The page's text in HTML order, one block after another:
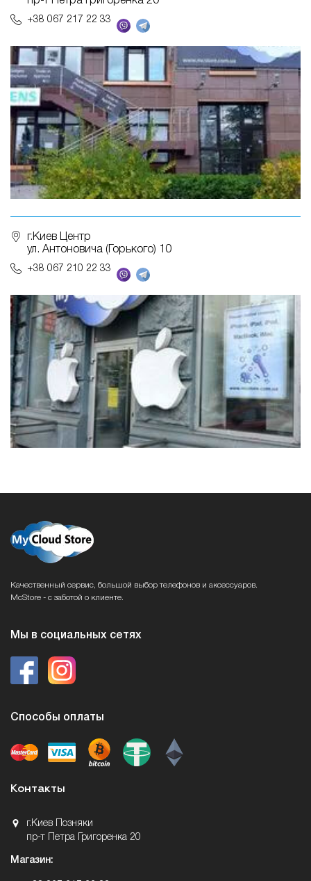
+38 067 217 22 33
г.Киев Центр
ул. Антоновича (Горького) 10
+38 067 210 22 33
Качественный сервис, большой выбор телефонов и аксессуаров.
McStore - с заботой о клиенте.
Мы в социальных сетях
Способы оплаты
Контакты
г.Киев Позняки
пр-т Петра Григоренка 20
Магазин: